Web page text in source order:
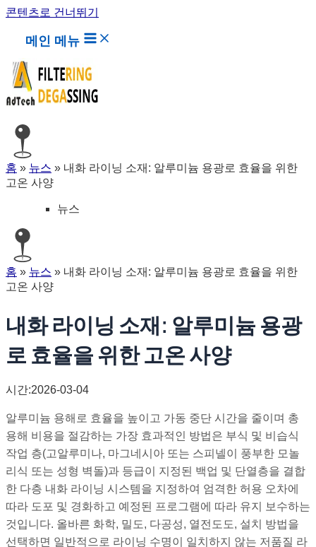
콘텐츠로 건너뛰기
메인 메뉴
홈 » 뉴스 » 내화 라이닝 소재: 알루미늄 용광로 효율을 위한
고온 사양
뉴스
홈 » 뉴스 » 내화 라이닝 소재: 알루미늄 용광로 효율을 위한
고온 사양
내화 라이닝 소재: 알루미늄 용광
로 효율을 위한 고온 사양
시간:2026-03-04
알루미늄 용해로 효율을 높이고 가동 중단 시간을 줄이며 총
용해 비용을 절감하는 가장 효과적인 방법은 부식 및 비습식
작업 층(고알루미나, 마그네시아 또는 스피넬이 풍부한 모놀
리식 또는 성형 벽돌)과 등급이 지정된 백업 및 단열층을 결합
한 다층 내화 라이닝 시스템을 지정하여 엄격한 허용 오차에
따라 도포 및 경화하고 예정된 프로그램에 따라 유지 보수하는
것입니다. 올바른 화학, 밀도, 다공성, 열전도도, 설치 방법을
선택하면 일반적으로 라이닝 수명이 일치하지 않는 저품질 라